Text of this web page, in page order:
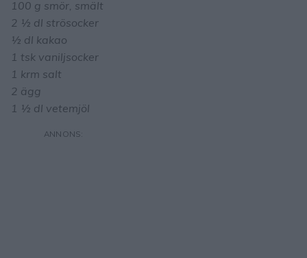
100 g smör, smält
2 ½ dl strösocker
½ dl kakao
1 tsk vaniljsocker
1 krm salt
2 ägg
1 ½ dl vetemjöl